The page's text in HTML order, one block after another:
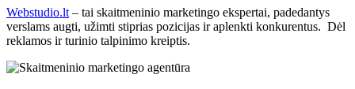
Webstudio.lt – tai skaitmeninio marketingo ekspertai, padedantys
verslams augti, užimti stiprias pozicijas ir aplenkti konkurentus. Dėl
reklamos ir turinio talpinimo kreiptis.